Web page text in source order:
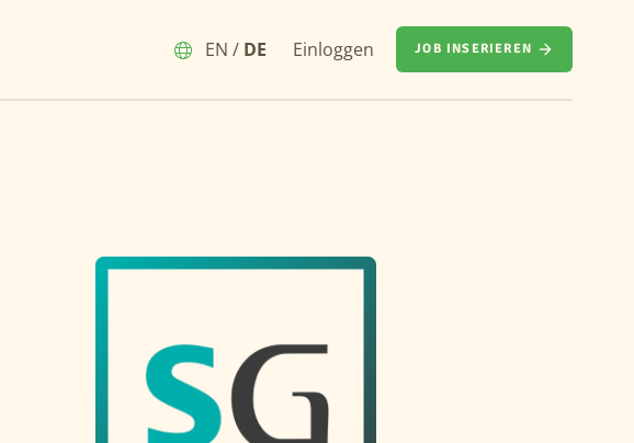
EN / DE Einloggen JOB INSERIEREN